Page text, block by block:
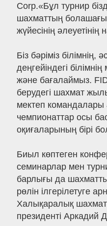
Corp.«Бұл турнир
шахматтың болашағы
жүйесінің әлеуетінің
Біз бәріміз білімнің,
деңгейіндегі
және бағалаймыз.
берудегі шахмат
мектеп
чемпионаттар осы
оқиғаларының бірі
Биыл көптеген
семинарлар мен
барлығы да
рөлін ілгерілетуге
Халықаралық
президенті Аркадий